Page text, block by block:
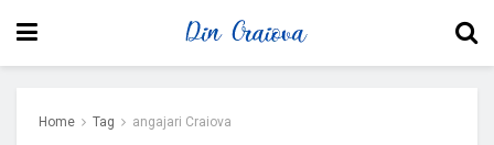
Home Tag angajari Craiova